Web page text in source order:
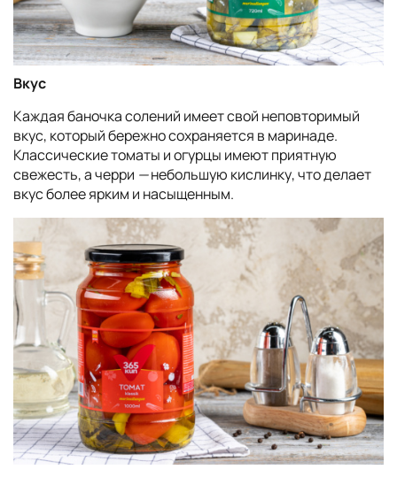
Вкус
Каждая баночка солений имеет свой неповторимый
вкус, который бережно сохраняется в маринаде.
Классические томаты и огурцы имеют приятную
свежесть, а черри —небольшую кислинку, что делает
вкус более ярким и насыщенным.